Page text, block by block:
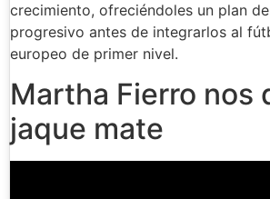
crecimiento, ofreciéndoles un plan
progresivo antes de integrarlos al
europeo de primer nivel.
Martha Fierro nos
jaque mate